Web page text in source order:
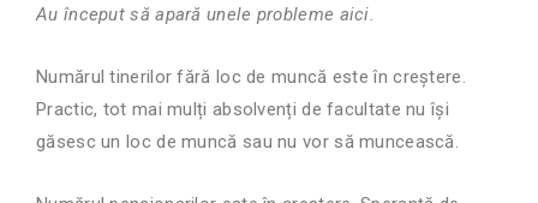
Au început să apară unele probleme aici.
Numărul tinerilor fără loc de muncă este în creștere.
Practic, tot mai mulți absolvenți de facultate nu își
găsesc un loc de muncă sau nu vor să muncească.